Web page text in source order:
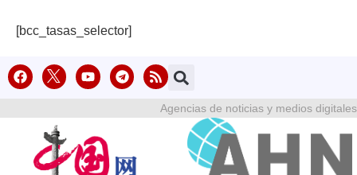
[bcc_tasas_selector]
Agencias de noticias y medios digitales